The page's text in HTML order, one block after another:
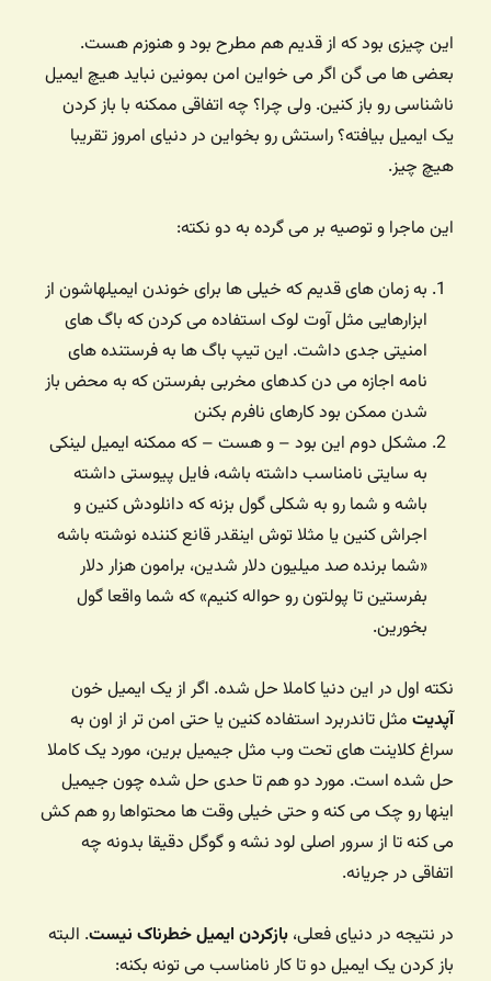
این چیزی بود که از قدیم هم مطرح بود و هنوزم هست.
بعضی ها می گن اگر می خواین امن بمونین نباید هیچ ایمیل
ناشناسی رو باز کنین. ولی چرا؟ چه اتفاقی ممکنه با باز کردن
یک ایمیل بیافته؟ راستش رو بخواین در دنیای امروز تقریبا
هیچ چیز.
این ماجرا و توصیه بر می گرده به دو نکته:
به زمان های قدیم که خیلی ها برای خوندن ایمیلهاشون از
ابزارهایی مثل آوت لوک استفاده می کردن که باگ های
امنیتی جدی داشت. این تیپ باگ ها به فرستنده های
نامه اجازه می دن کدهای مخربی بفرستن که به محض باز
شدن ممکن بود کارهای نافرم بکنن
مشکل دوم این بود – و هست – که ممکنه ایمیل لینکی
به سایتی نامناسب داشته باشه، فایل پیوستی داشته
باشه و شما رو به شکلی گول بزنه که دانلودش کنین و
اجراش کنین یا مثلا توش اینقدر قانع کننده نوشته باشه
«شما برنده صد میلیون دلار شدین، برامون هزار دلار
بفرستین تا پولتون رو حواله کنیم» که شما واقعا گول
بخورین.
نکته اول در این دنیا کاملا حل شده. اگر از یک ایمیل خون
آپدیت مثل تاندربرد استفاده کنین یا حتی امن تر از اون به
سراغ کلاینت های تحت وب مثل جیمیل برین، مورد یک کاملا
حل شده است. مورد دو هم تا حدی حل شده چون جیمیل
اینها رو چک می کنه و حتی خیلی وقت ها محتواها رو هم کش
می کنه تا از سرور اصلی لود نشه و گوگل دقیقا بدونه چه
اتفاقی در جریانه.
در نتیجه در دنیای فعلی،بازکردن ایمیل خطرناک نیست. البته
باز کردن یک ایمیل دو تا کار نامناسب می تونه بکنه: